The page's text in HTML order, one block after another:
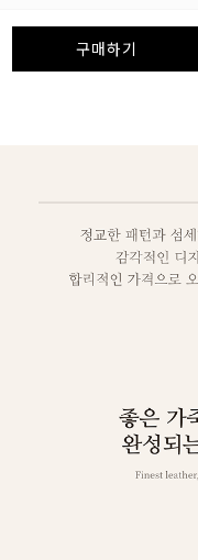
구매하기